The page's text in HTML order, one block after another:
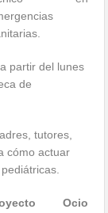
partir del lunes
de
tutores,
cómo actuar
Ocio